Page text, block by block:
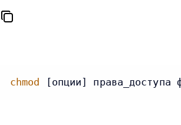
chmod [опции] права_доступа